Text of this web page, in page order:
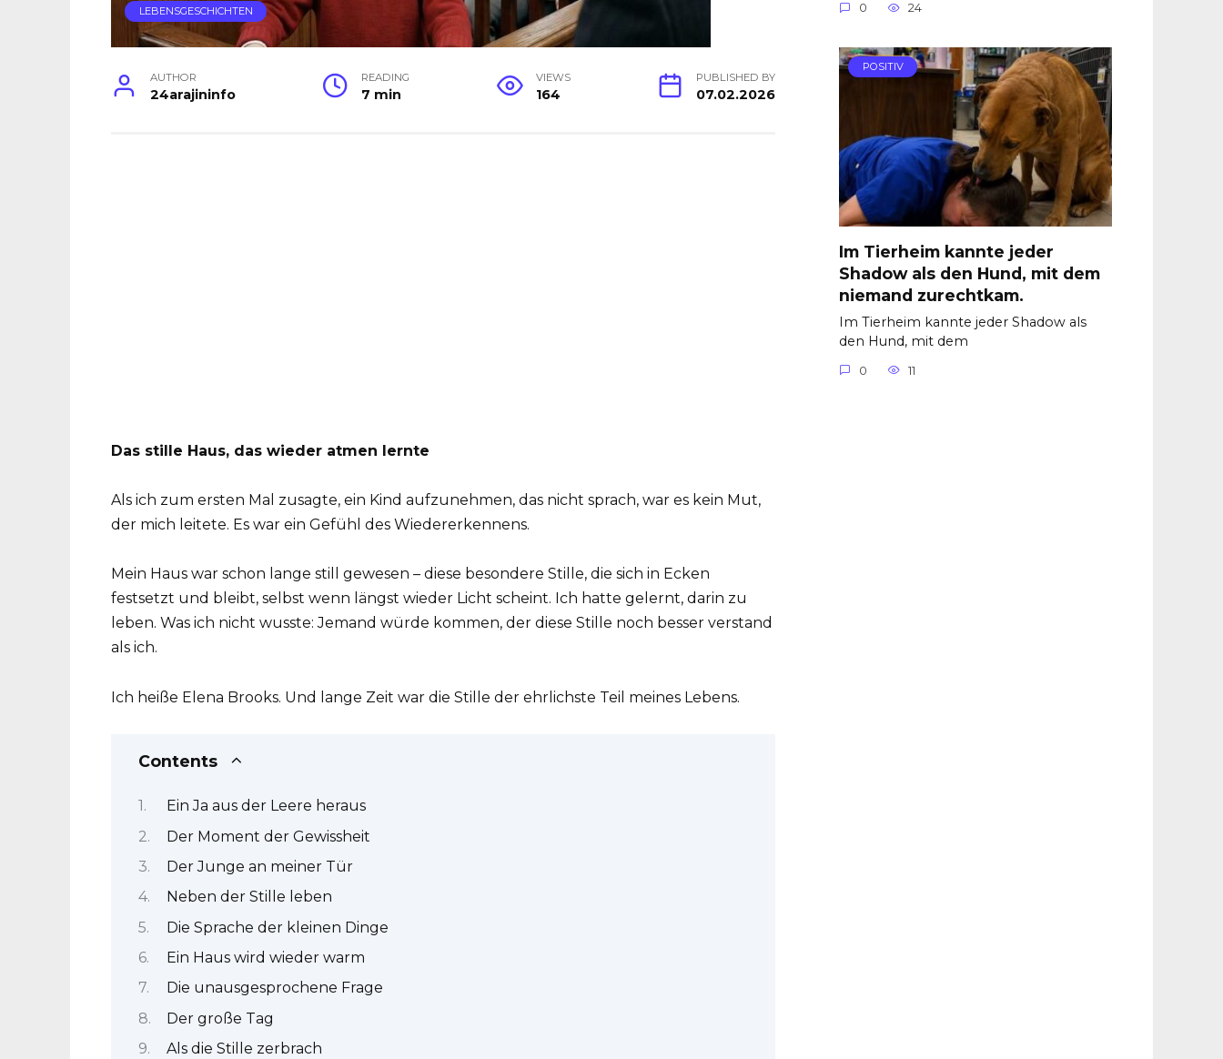
LEBENSGESCHICHTEN
AUTHOR
24arajininfo
READING
7 min
VIEWS
164
PUBLISHED BY
07.02.2026
Das stille Haus, das wieder atmen lernte
Als ich zum ersten Mal zusagte, ein Kind aufzunehmen, das nicht sprach, war es kein Mut,
der mich leitete. Es war ein Gefühl des Wiedererkennens.
Mein Haus war schon lange still gewesen – diese besondere Stille, die sich in Ecken
festsetzt und bleibt, selbst wenn längst wieder Licht scheint. Ich hatte gelernt, darin zu
leben. Was ich nicht wusste: Jemand würde kommen, der diese Stille noch besser verstand
als ich.
Ich heiße Elena Brooks. Und lange Zeit war die Stille der ehrlichste Teil meines Lebens.
Contents
Ein Ja aus der Leere heraus
Der Moment der Gewissheit
Der Junge an meiner Tür
Neben der Stille leben
Die Sprache der kleinen Dinge
Ein Haus wird wieder warm
Die unausgesprochene Frage
Der große Tag
Als die Stille zerbrach
0 24
POSITIV
Im Tierheim kannte jeder
Shadow als den Hund, mit dem
niemand zurechtkam.
Im Tierheim kannte jeder Shadow als
den Hund, mit dem
0 11